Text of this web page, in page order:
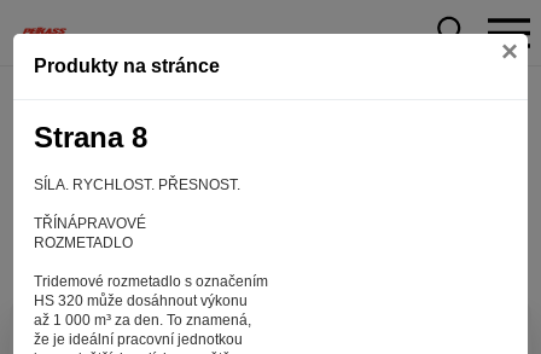
Produkty na stránce ×
Strana 8
SÍLA. RYCHLOST. PŘESNOST.
TŘÍNÁPRAVOVÉ
ROZMETADLO
Tridemové rozmetadlo s označením
HS 320 může dosáhnout výkonu
až 1 000 m³ za den. To znamená,
že je ideální pracovní jednotkou
Aby web fungoval tak, jak ho znáte (souhlas